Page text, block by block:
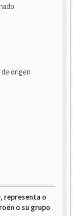
origen
representa o
o su grupo